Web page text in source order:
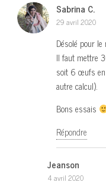
Sabrina C.
29 avril 2020
Désolé pour
Il faut mettre
soit 6 œufs
autre calcul).
Bons essais
Répondre
Jeanson
4 avril 2020